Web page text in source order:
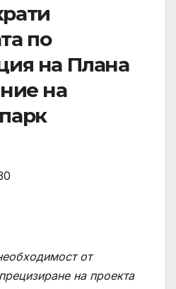
по
на Плана
на
от
на проекта